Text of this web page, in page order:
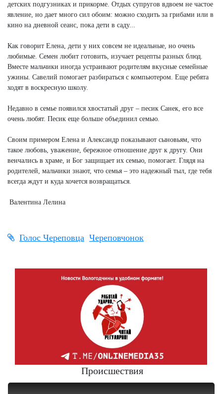
детских подгузниках и прикорме. Отдых супругов вдвоем не частое
явление, но дает много сил обоим: можно сходить за грибами или в
кино на дневной сеанс, пока дети в саду...
Как говорит Елена, дети у них совсем не идеальные, но очень
любимые. Семен любит готовить, изучает рецепты разных блюд.
Вместе мальчики иногда устраивают родителям вкусные семейные
ужины. Савелий помогает разбираться с компьютером. Еще ребята
ходят в воскресную школу.
Недавно в семье появился хвостатый друг – песик Санек, его все
очень любят. Песик еще больше объединил семью.
Своим примером Елена и Александр показывают сыновьям, что
такое любовь, уважение, бережное отношение друг к другу. Они
венчались в храме, и Бог защищает их семью, помогает. Глядя на
родителей, мальчики знают, что семья – это надежный тыл, где тебя
всегда ждут и куда хочется возвращаться.
Валентина Лелина
Голос Череповца Череповчонок
Происшествия